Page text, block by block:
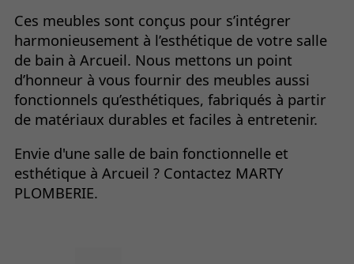
Ces meubles sont conçus pour s’intégrer
harmonieusement à l’esthétique de votre salle
de bain à Arcueil. Nous mettons un point
d’honneur à vous fournir des meubles aussi
fonctionnels qu’esthétiques, fabriqués à partir
de matériaux durables et faciles à entretenir.
Envie d'une salle de bain fonctionnelle et
esthétique à Arcueil ? Contactez MARTY
PLOMBERIE.